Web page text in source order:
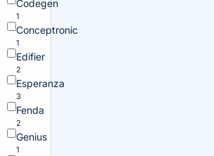
Codegen
1
Conceptronic
1
Edifier
2
Esperanza
3
Fenda
2
Genius
1